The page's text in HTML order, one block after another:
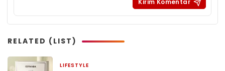
RELATED (LIST)
LIFESTYLE